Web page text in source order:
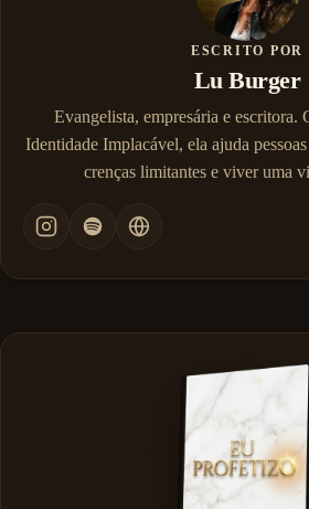
ESCRITO POR
Lu Burger
Evangelista, empresária e escritora.
Identidade Implacável, ela ajuda
crenças limitantes e viver uma